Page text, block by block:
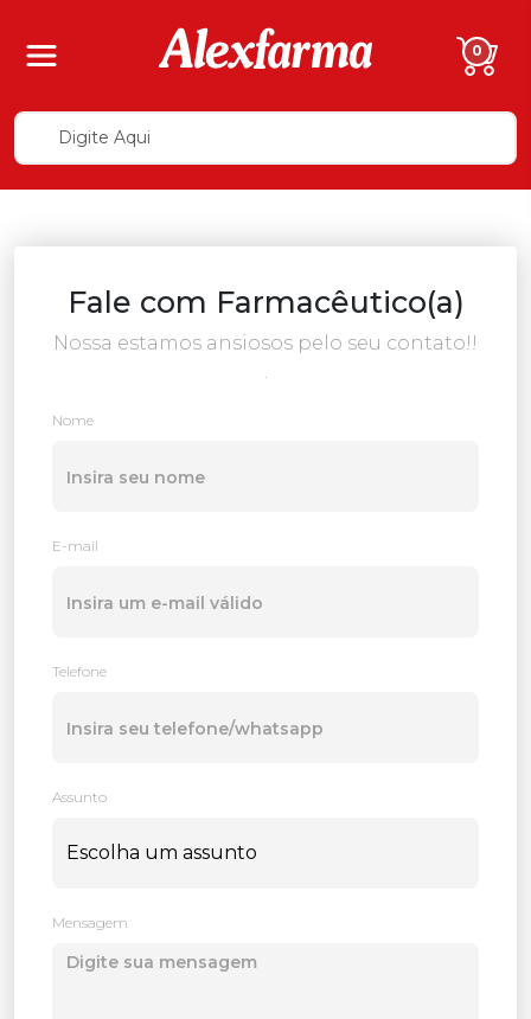
0
Fale com Farmacêutico(a)
Nossa estamos ansiosos pelo seu contato!!
.
Nome
E-mail
Telefone
Assunto
Mensagem